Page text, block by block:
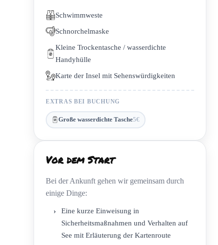
Schwimmweste
Schnorchelmaske
Kleine Trockentasche / wasserdichte
Handyhülle
Karte der Insel mit Sehenswürdigkeiten
EXTRAS BEI BUCHUNG
Große wasserdichte Tasche5€
Vor dem Start
Bei der Ankunft gehen wir gemeinsam durch
einige Dinge:
›
Eine kurze Einweisung in
Sicherheitsmaßnahmen und Verhalten auf
See mit Erläuterung der Kartenroute